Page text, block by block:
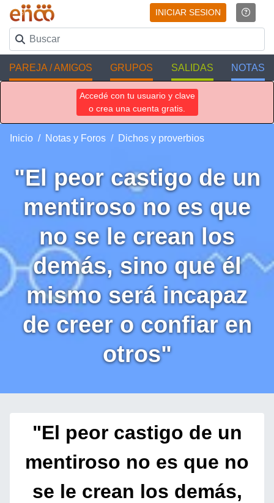
INICIAR SESION
PAREJA / AMIGOS GRUPOS SALIDAS NOTAS
Accedé con tu usuario y clave
o crea una cuenta gratis.
Inicio Notas y Foros Dichos y proverbios
"El peor castigo de un
mentiroso no es que
no se le crean los
demás, sino que él
mismo será incapaz
de creer o confiar en
otros"
"El peor castigo de un
mentiroso no es que no
se le crean los demás,